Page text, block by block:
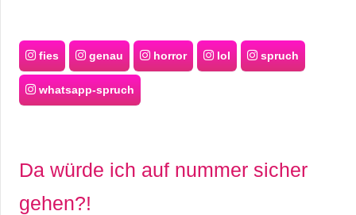
fies genau horror lol spruch
whatsapp-spruch
Da würde ich auf nummer sicher
gehen?!